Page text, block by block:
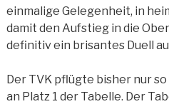
einmalige Gelegenheit, in
damit den Aufstieg in die
definitiv ein brisantes Duell
Der TVK pflügte bisher nur
an Platz 1 der Tabelle. Der